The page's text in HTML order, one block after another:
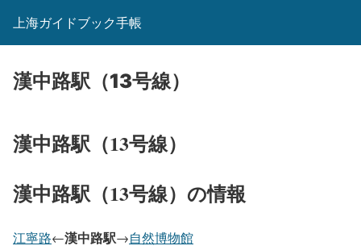
上海ガイドブック手帳
漢中路駅（13号線）
漢中路駅（13号線）
漢中路駅（13号線）の情報
江寧路←漢中路駅→自然博物館